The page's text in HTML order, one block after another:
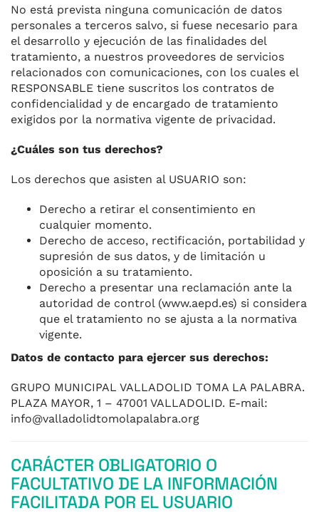
No está prevista ninguna comunicación de datos
personales a terceros salvo, si fuese necesario para
el desarrollo y ejecución de las finalidades del
tratamiento, a nuestros proveedores de servicios
relacionados con comunicaciones, con los cuales el
RESPONSABLE tiene suscritos los contratos de
confidencialidad y de encargado de tratamiento
exigidos por la normativa vigente de privacidad.
¿Cuáles son tus derechos?
Los derechos que asisten al USUARIO son:
Derecho a retirar el consentimiento en
cualquier momento.
Derecho de acceso, rectificación, portabilidad y
supresión de sus datos, y de limitación u
oposición a su tratamiento.
Derecho a presentar una reclamación ante la
autoridad de control (www.aepd.es) si considera
que el tratamiento no se ajusta a la normativa
vigente.
Datos de contacto para ejercer sus derechos:
GRUPO MUNICIPAL VALLADOLID TOMA LA PALABRA.
PLAZA MAYOR, 1 – 47001 VALLADOLID. E-mail:
info@valladolidtomolapalabra.org
CARÁCTER OBLIGATORIO O
FACULTATIVO DE LA INFORMACIÓN
FACILITADA POR EL USUARIO